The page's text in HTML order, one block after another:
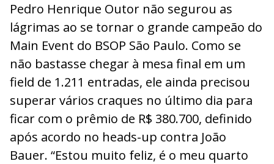
Pedro Henrique Outor não segurou as
lágrimas ao se tornar o grande campeão do
Main Event do BSOP São Paulo. Como se
não bastasse chegar à mesa final em um
field de 1.211 entradas, ele ainda precisou
superar vários craques no último dia para
ficar com o prêmio de R$ 380.700, definido
após acordo no heads-up contra João
Bauer. “Estou muito feliz, é o meu quarto